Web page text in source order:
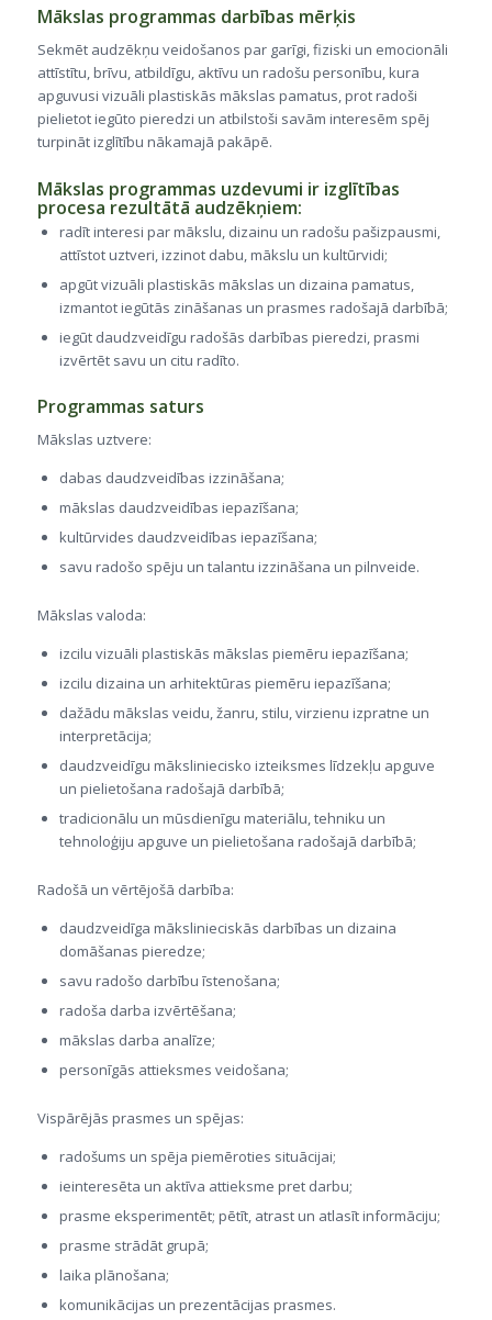
Mākslas programmas darbības mērķis
Sekmēt audzēkņu veidošanos par garīgi, fiziski un emocionāli
attīstītu, brīvu, atbildīgu, aktīvu un radošu personību, kura
apguvusi vizuāli plastiskās mākslas pamatus, prot radoši
pielietot iegūto pieredzi un atbilstoši savām interesēm spēj
turpināt izglītību nākamajā pakāpē.
Mākslas programmas uzdevumi ir izglītības
procesa rezultātā audzēkņiem:
radīt interesi par mākslu, dizainu un radošu pašizpausmi,
attīstot uztveri, izzinot dabu, mākslu un kultūrvidi;
apgūt vizuāli plastiskās mākslas un dizaina pamatus,
izmantot iegūtās zināšanas un prasmes radošajā darbībā;
iegūt daudzveidīgu radošās darbības pieredzi, prasmi
izvērtēt savu un citu radīto.
Programmas saturs
Mākslas uztvere:
dabas daudzveidības izzināšana;
mākslas daudzveidības iepazīšana;
kultūrvides daudzveidības iepazīšana;
savu radošo spēju un talantu izzināšana un pilnveide.
Mākslas valoda:
izcilu vizuāli plastiskās mākslas piemēru iepazīšana;
izcilu dizaina un arhitektūras piemēru iepazīšana;
dažādu mākslas veidu, žanru, stilu, virzienu izpratne un
interpretācija;
daudzveidīgu māksliniecisko izteiksmes līdzekļu apguve
un pielietošana radošajā darbībā;
tradicionālu un mūsdienīgu materiālu, tehniku un
tehnoloģiju apguve un pielietošana radošajā darbībā;
Radošā un vērtējošā darbība:
daudzveidīga mākslinieciskās darbības un dizaina
domāšanas pieredze;
savu radošo darbību īstenošana;
radoša darba izvērtēšana;
mākslas darba analīze;
personīgās attieksmes veidošana;
Vispārējās prasmes un spējas:
radošums un spēja piemēroties situācijai;
ieinteresēta un aktīva attieksme pret darbu;
prasme eksperimentēt; pētīt, atrast un atlasīt informāciju;
prasme strādāt grupā;
laika plānošana;
komunikācijas un prezentācijas prasmes.